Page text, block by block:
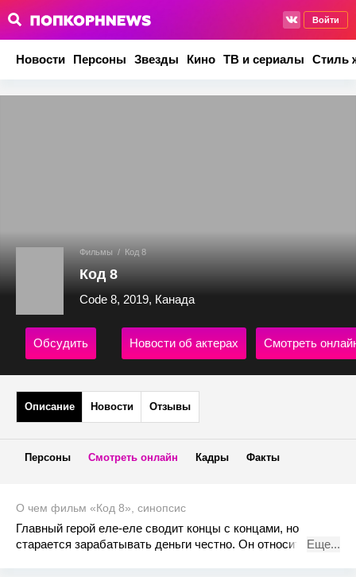
Войти
Новости Персоны Звезды Кино ТВ и сериалы Стиль
Фильмы / Код 8
Код 8
Code 8, 2019, Канада
Обсудить Новости об актерах Смотреть
Описание Новости Отзывы
Персоны Смотреть онлайн Кадры Факты
О чем фильм «Код 8», синопсис
Главный герой еле-еле сводит концы с концами, но
старается зарабатывать деньги честно. Он относится кЕще...